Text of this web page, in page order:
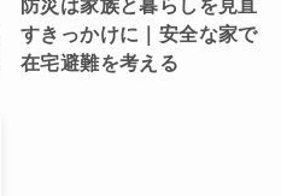
防災は家族と暮らしを見直
すきっかけに｜安全な家で
在宅避難を考える